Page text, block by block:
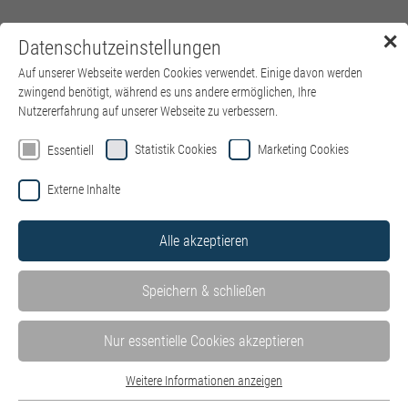
Menü
✕
Datenschutzeinstellungen
Auf unserer Webseite werden Cookies verwendet. Einige davon werden
zwingend benötigt, während es uns andere ermöglichen, Ihre
Nutzererfahrung auf unserer Webseite zu verbessern.
Essentiell Statistik Cookies Marketing Cookies
Externe Inhalte
Alle akzeptieren
Speichern & schließen
Nur essentielle Cookies akzeptieren
Weitere Informationen anzeigen